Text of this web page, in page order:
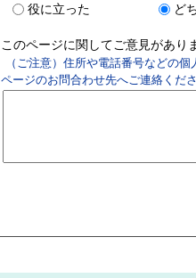
役に立った
ど
このページに関してご意見があり
（ご注意）住所や電話番号などの
ページのお問合わせ先へご連絡くださ